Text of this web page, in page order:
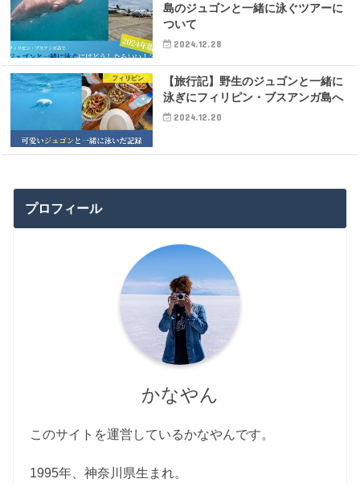
島のジュゴンと一緒に泳ぐツアーに
ついて
2024.12.28
フィリピン
【旅行記】野生のジュゴンと一緒に
泳ぎにフィリピン・ブスアンガ島へ
2024.12.20
プロフィール
かなやん
このサイトを運営しているかなやんです。
1995年、神奈川県生まれ。